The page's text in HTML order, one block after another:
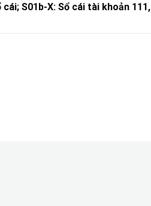
S01b-X: Sổ cái tài khoản 111,